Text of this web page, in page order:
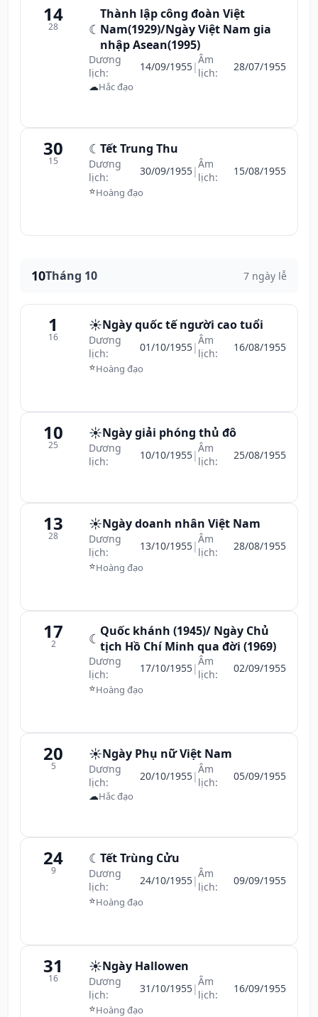
14
28 ☾
Thành lập công đoàn Việt
Nam(1929)/Ngày Việt Nam gia
nhập Asean(1995)
Dương
lịch:
14/09/1955|Âm
lịch:
28/07/1955
☁Hắc đạo
30
15
☾ Tết Trung Thu
Dương
lịch:
30/09/1955|Âm
lịch:
15/08/1955
⭐Hoàng đạo
10Tháng 10 7 ngày lễ
1
16
☀️Ngày quốc tế người cao tuổi
Dương
lịch:
01/10/1955|Âm
lịch:
16/08/1955
⭐Hoàng đạo
10
25
☀️Ngày giải phóng thủ đô
Dương
lịch:
10/10/1955|Âm
lịch:
25/08/1955
13
28
☀️Ngày doanh nhân Việt Nam
Dương
lịch:
13/10/1955|Âm
lịch:
28/08/1955
⭐Hoàng đạo
17
2 ☾ Quốc khánh (1945)/ Ngày Chủ
tịch Hồ Chí Minh qua đời (1969)
Dương
lịch:
17/10/1955|Âm
lịch:
02/09/1955
⭐Hoàng đạo
20
5
☀️Ngày Phụ nữ Việt Nam
Dương
lịch:
20/10/1955|Âm
lịch:
05/09/1955
☁Hắc đạo
24
9
☾ Tết Trùng Cửu
Dương
lịch:
24/10/1955|Âm
lịch:
09/09/1955
⭐Hoàng đạo
31
16
☀️Ngày Hallowen
Dương
lịch:
31/10/1955|Âm
lịch:
16/09/1955
⭐Hoàng đạo